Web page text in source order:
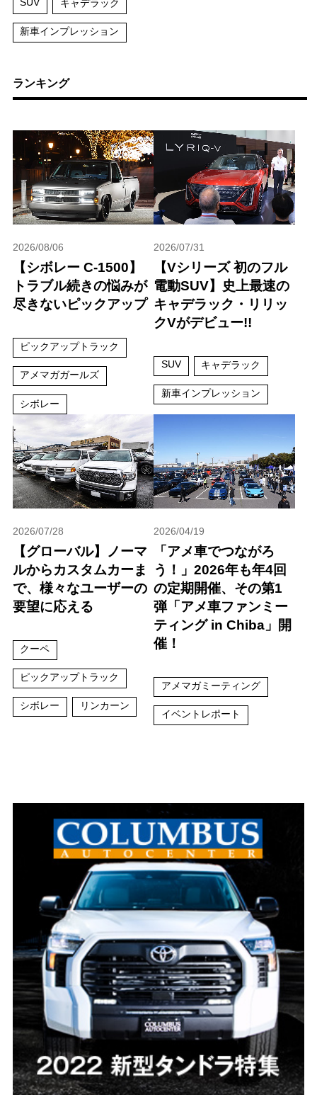
キャデラック
新車インプレッション
ランキング
2026/08/06
【シボレー C-1500】
トラブル続きの悩みが
尽きないピックアップ
ピックアップトラック
アメマガガールズ
シボレー
2026/07/31
【Vシリーズ 初のフル
電動SUV】史上最速の
キャデラック・リリッ
クVがデビュー!!
SUV キャデラック
新車インプレッション
2026/07/28
【グローバル】ノーマ
ルからカスタムカーま
で、様々なユーザーの
要望に応える
クーペ
ピックアップトラック
シボレー リンカーン
2026/04/19
「アメ車でつながろ
う！」2026年も年4回
の定期開催、その第1
弾「アメ車ファンミー
ティング in Chiba」開
催！
アメマガミーティング
イベントレポート